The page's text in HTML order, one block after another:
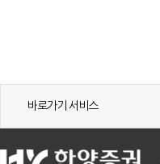
바로가기 서비스